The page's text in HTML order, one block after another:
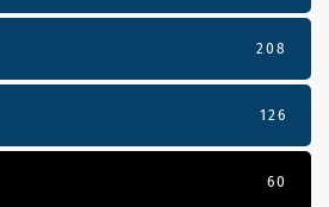
208
126
60